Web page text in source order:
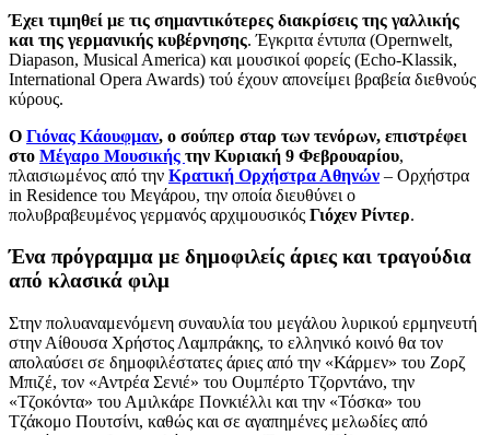
Έχει τιμηθεί με τις σημαντικότερες διακρίσεις της γαλλικής
και της γερμανικής κυβέρνησης. Έγκριτα έντυπα (Opernwelt,
Diapason, Musical America) και μουσικοί φορείς (Echo-Klassik,
International Opera Awards) τού έχουν απονείμει βραβεία διεθνούς
κύρους.
Ο Γιόνας Κάουφμαν, o σούπερ σταρ των τενόρων, επιστρέφει
στο Μέγαρο Μουσικής την Κυριακή 9 Φεβρουαρίου,
πλαισιωμένος από την Κρατική Ορχήστρα Αθηνών – Ορχήστρα
in Residence του Μεγάρου, την οποία διευθύνει ο
πολυβραβευμένος γερμανός αρχιμουσικός Γιόχεν Ρίντερ.
Ένα πρόγραμμα με δημοφιλείς άριες και τραγούδια
από κλασικά φιλμ
Στην πολυαναμενόμενη συναυλία του μεγάλου λυρικού ερμηνευτή
στην Αίθουσα Χρήστος Λαμπράκης, το ελληνικό κοινό θα τον
απολαύσει σε δημοφιλέστατες άριες από την «Κάρμεν» του Ζορζ
Μπιζέ, τον «Αντρέα Σενιέ» του Ουμπέρτο Τζορντάνο, την
«Τζοκόντα» του Αμιλκάρε Πονκιέλλι και την «Τόσκα» του
Τζάκομο Πουτσίνι, καθώς και σε αγαπημένες μελωδίες από